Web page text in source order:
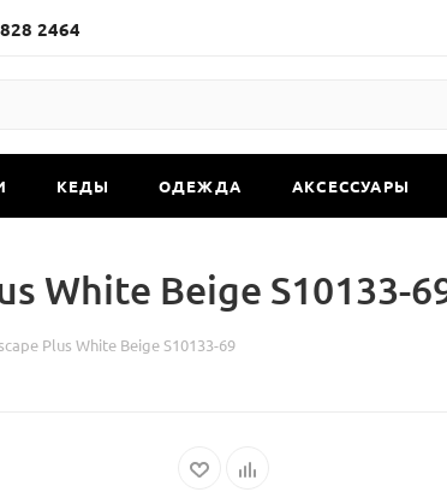
2464
КЕДЫ ОДЕЖДА АКСЕССУАРЫ
White Beige S10133-
Plus White Beige S10133-69